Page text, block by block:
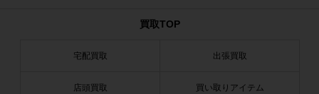
買取TOP
宅配買取 出張買取
店頭買取 買い取りアイテム